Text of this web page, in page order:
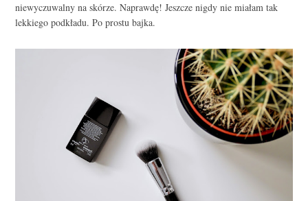
niewyczuwalny na skórze. Naprawdę! Jeszcze nigdy nie miałam tak
lekkiego podkładu. Po prostu bajka.